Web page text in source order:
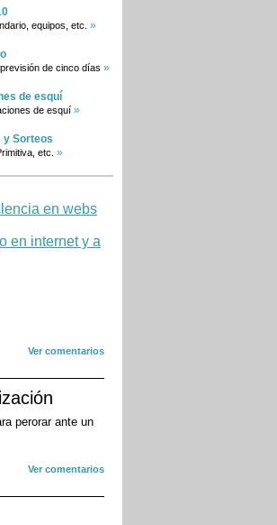
equipos, etc. »
de cinco días »
de esquí
de esquí »
y Sorteos
etc. »
Ver comentarios
perorar ante un
Ver comentarios